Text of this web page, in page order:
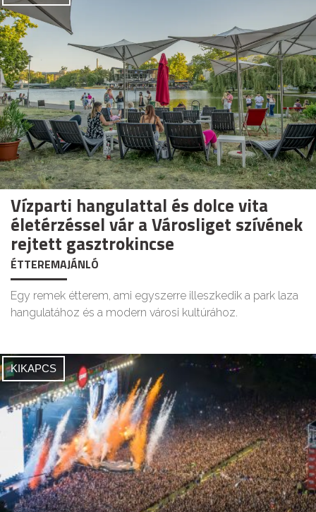
Vízparti hangulattal és dolce vita
életérzéssel vár a Városliget szívének
rejtett gasztrokincse
ÉTTEREMAJÁNLÓ
Egy remek étterem, ami egyszerre illeszkedik a park laza
hangulatához és a modern városi kultúrához.
KIKAPCS